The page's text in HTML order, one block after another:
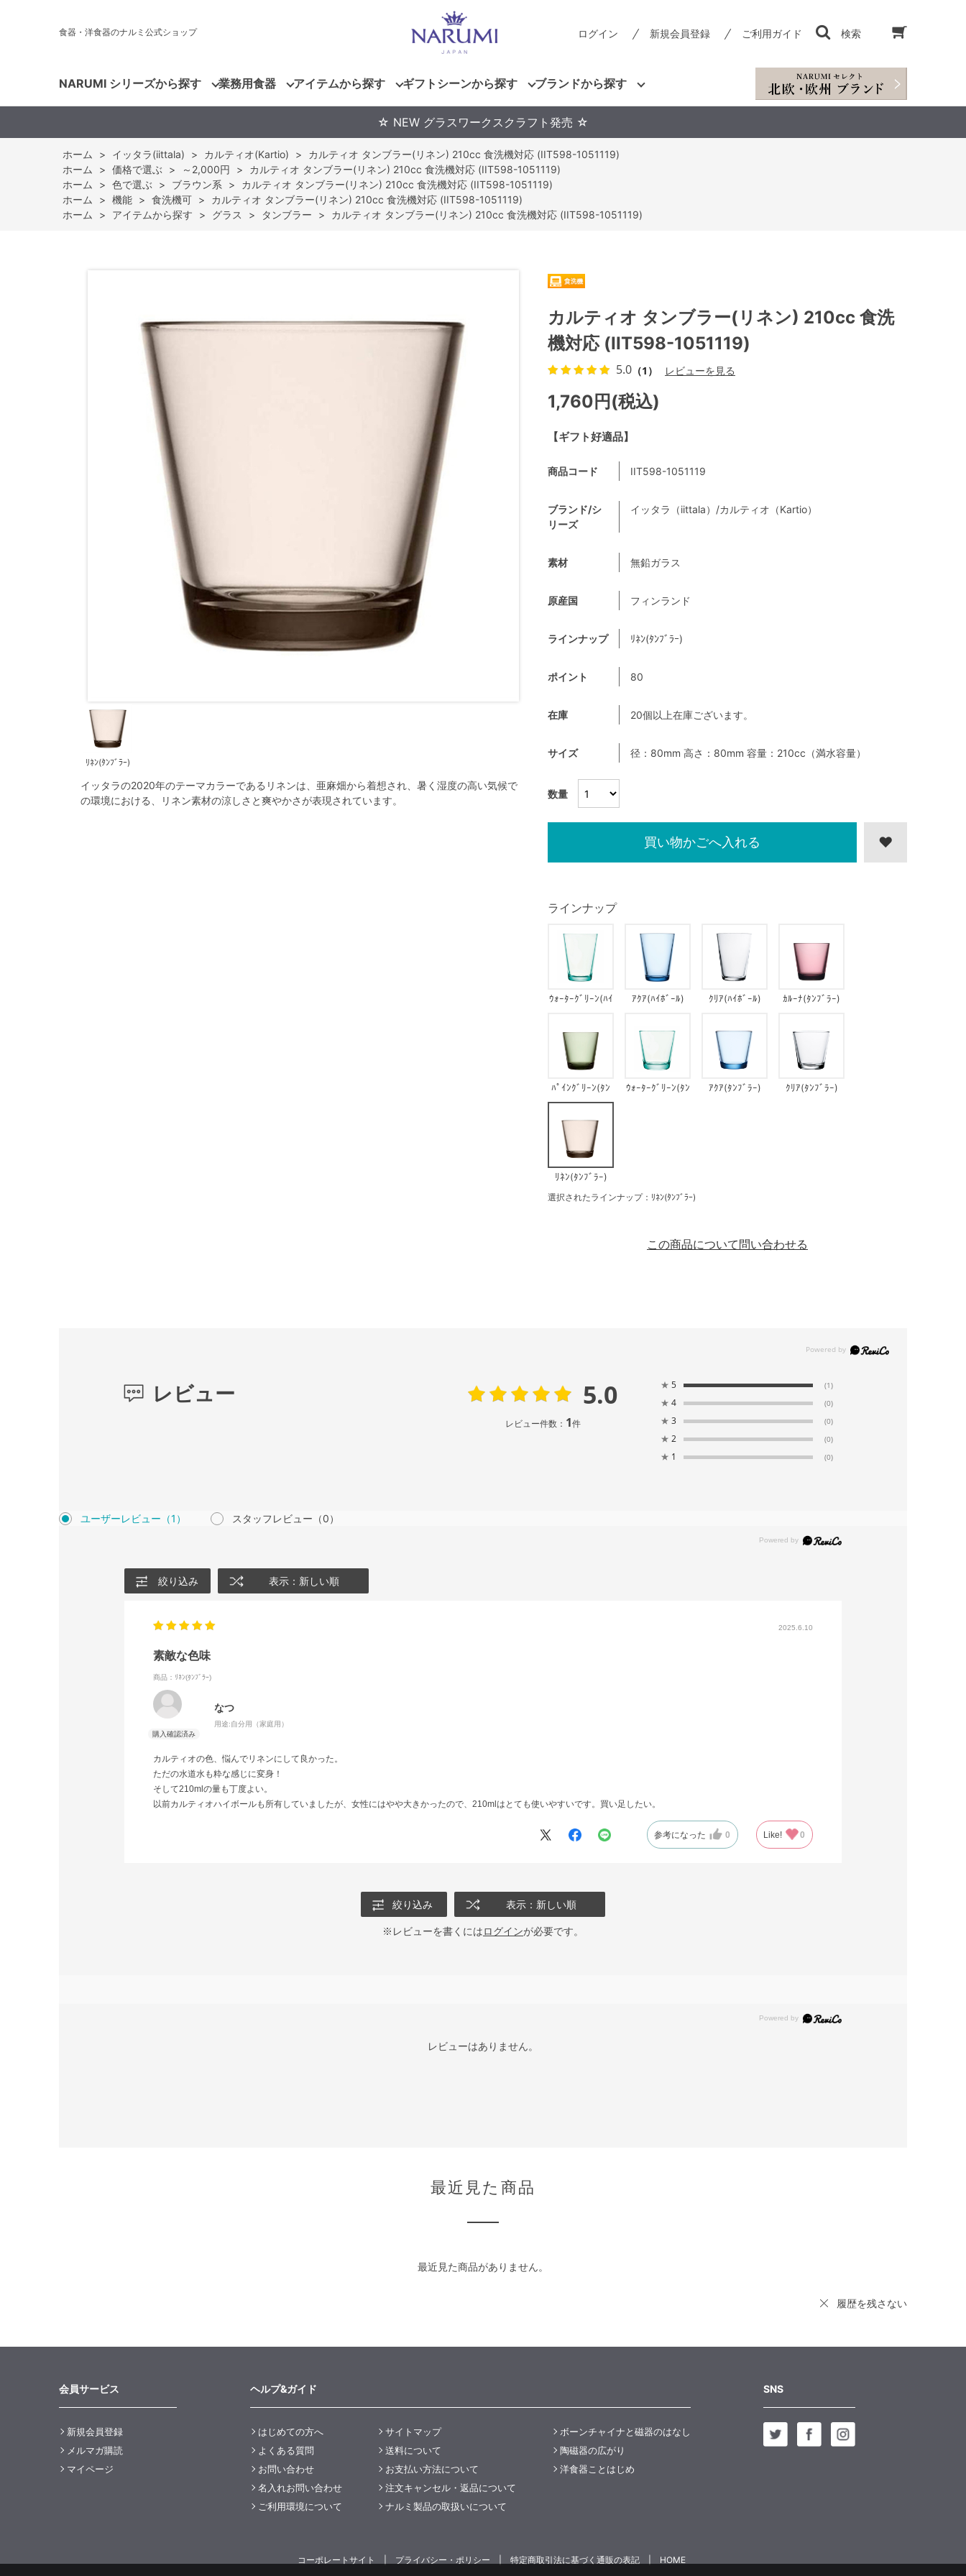
食器・洋食器のナルミ公式ショップ ログイン 新規会員登録 ご利用ガイド 検索
NARUMI シリーズから探す 業務用食器 アイテムから探す ギフトシーンから探す ブランドから探す
☆ NEW グラスワークスクラフト発売 ☆
ホーム > イッタラ(iittala) > カルティオ(Kartio) >
カルティオ タンブラー(リネン) 210cc 食洗機対応 (IIT598-1051119)
ホーム
> 価格で選ぶ > ～2,000円 >
カルティオ タンブラー(リネン) 210cc 食洗機対応 (IIT598-1051119)
ホーム
> 色で選ぶ > ブラウン系 >
カルティオ タンブラー(リネン) 210cc 食洗機対応 (IIT598-1051119)
ホーム
> 機能 > 食洗機可 >
カルティオ タンブラー(リネン) 210cc 食洗機対応 (IIT598-1051119)
ホーム
> アイテムから探す > グラス > タンブラー > カルティオ タンブラー(リネン) 210cc 食洗機対応 (IIT598-1051119)
ﾘﾈﾝ(ﾀﾝﾌﾞﾗｰ)
イッタラの2020年のテーマカラーであるリネンは、亜麻畑から着想され、暑く湿度の高い気候で
の環境における、リネン素材の涼しさと爽やかさが表現されています。
【ギフト好適品】
カルティオ タンブラー(リネン) 210cc 食洗
機対応 (IIT598-1051119)
5.0 （1） レビューを見る
1,760円(税込)
数量
商品コード IIT598-1051119
ブランド/シ
リーズ
イッタラ（iittala）/カルティオ（Kartio）
素材 無鉛ガラス
原産国 フィンランド
ラインナップ ﾘﾈﾝ(ﾀﾝﾌﾞﾗｰ)
ポイント 80
在庫 20個以上在庫ございます。
サイズ 径：80mm 高さ：80mm 容量：210cc（満水容量）
ラインナップ
ｳｫｰﾀｰｸﾞﾘｰﾝ(ﾊｲ
ｱｸｱ(ﾊｲﾎﾞｰﾙ) ｸﾘｱ(ﾊｲﾎﾞｰﾙ) ｶﾙｰﾅ(ﾀﾝﾌﾞﾗｰ)
ﾊﾟｲﾝｸﾞﾘｰﾝ(ﾀﾝ
ﾌﾞﾗｰ)
ｳｫｰﾀｰｸﾞﾘｰﾝ(ﾀﾝ
ｱｸｱ(ﾀﾝﾌﾞﾗｰ) ｸﾘｱ(ﾀﾝﾌﾞﾗｰ)
ﾘﾈﾝ(ﾀﾝﾌﾞﾗｰ)
選択されたラインナップ：ﾘﾈﾝ(ﾀﾝﾌﾞﾗｰ)
買い物かごへ入れる
この商品について問い合わせる
レビュー 5.0
レビュー件数： 1件
★ 5 (1)
★ 4 (0)
★ 3 (0)
★ 2 (0)
★ 1 (0)
ユーザーレビュー （1） スタッフレビュー （0）
絞り込み 表示：新しい順
2025.6.10
素敵な色味
商品：ﾘﾈﾝ(ﾀﾝﾌﾞﾗｰ)
なつ
用途:自分用（家庭用）
カルティオの色、悩んでリネンにして良かった。
ただの水道水も粋な感じに変身！
そして210mlの量も丁度よい。
以前カルティオハイボールも所有していましたが、女性にはやや大きかったので、210mlはとても使いやすいです。買い足したい。
参考になった 0 Like! 0
絞り込み 表示：新しい順
※レビューを書くにはログインが必要です。
レビューはありません。
最近見た商品
最近見た商品がありません。
履歴を残さない
会員サービス
新規会員登録
メルマガ購読
マイページ
ヘルプ&ガイド
はじめての方へ
よくある質問
お問い合わせ
名入れお問い合わせ
ご利用環境について
サイトマップ
送料について
お支払い方法について
注文キャンセル・返品について
ナルミ製品の取扱いについて
ボーンチャイナと磁器のはなし
陶磁器の広がり
洋食器ことはじめ
SNS
コーポレートサイト プライバシー・ポリシー 特定商取引法に基づく通販の表記 HOME